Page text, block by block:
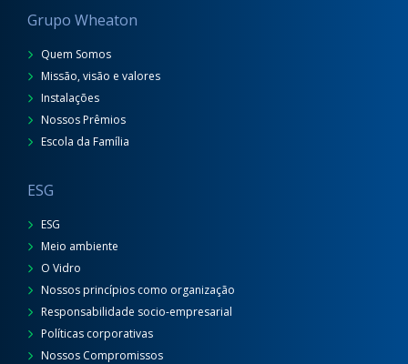
Grupo Wheaton
Quem Somos
Missão, visão e valores
Instalações
Nossos Prêmios
Escola da Família
ESG
ESG
Meio ambiente
O Vidro
Nossos princípios como organização
Responsabilidade socio-empresarial
Políticas corporativas
Nossos Compromissos